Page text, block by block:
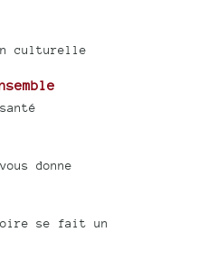
culturelle
donne
se fait un